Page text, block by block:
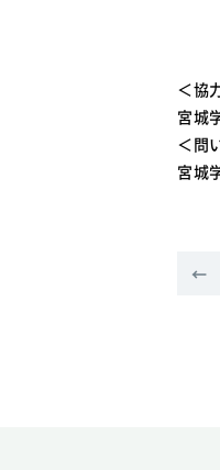
＜協
宮城
＜問
宮城
←